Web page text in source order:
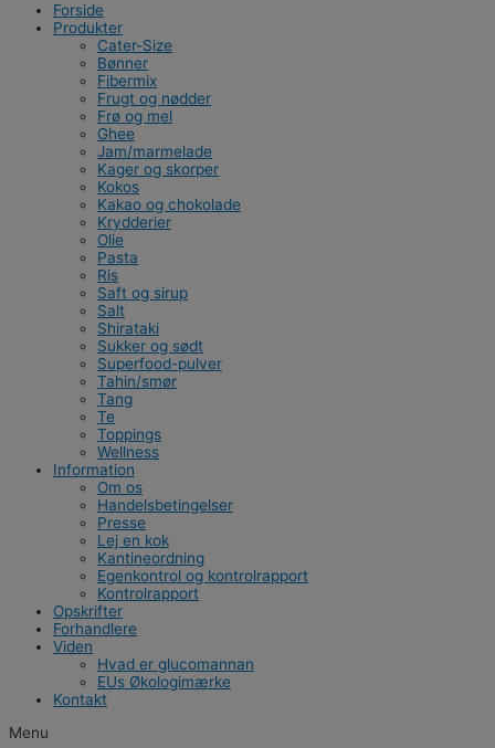
Forside
Produkter
Cater-Size
Bønner
Fibermix
Frugt og nødder
Frø og mel
Ghee
Jam/marmelade
Kager og skorper
Kokos
Kakao og chokolade
Krydderier
Olie
Pasta
Ris
Saft og sirup
Salt
Shirataki
Sukker og sødt
Superfood-pulver
Tahin/smør
Tang
Te
Toppings
Wellness
Information
Om os
Handelsbetingelser
Presse
Lej en kok
Kantineordning
Egenkontrol og kontrolrapport
Kontrolrapport
Opskrifter
Forhandlere
Viden
Hvad er glucomannan
EUs Økologimærke
Kontakt
Menu